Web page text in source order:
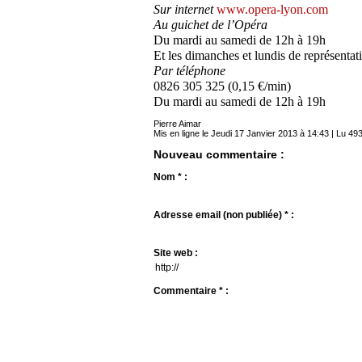
Sur internet www.opera-lyon.com
Au guichet de l’Opéra
Du mardi au samedi de 12h à 19h
Et les dimanches et lundis de
Par téléphone
0826 305 325 (0,15 €/min)
Du mardi au samedi de 12h à 19h
Pierre Aimar
Mis en ligne le Jeudi 17 Janvier 2013 à 14:43 | Lu
Nouveau commentaire :
Nom * :
Adresse email (non publiée) * :
Site web :
Commentaire * :